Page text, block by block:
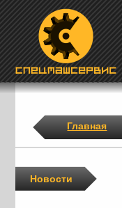
Главная
Новости